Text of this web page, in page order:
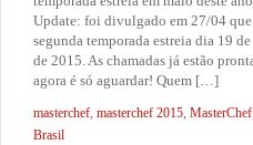
Update: foi divulgado em 27/04 que
segunda temporada estreia dia 19
de 2015. As chamadas já estão
agora é só aguardar! Quem […]
masterchef, masterchef 2015, MasterChef
Brasil